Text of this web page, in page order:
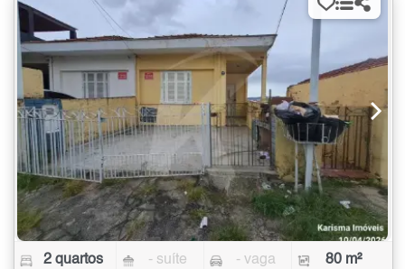
2 quartos - suíte - vaga 80 m²